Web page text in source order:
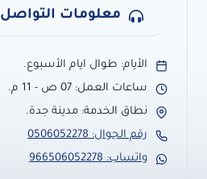
معلومات التواصل
الأيام: طوال ايام الأسبوع.
ساعات العمل: 07 ص - 11 م.
نطاق الخدمة: مدينة جدة.
رقم الجوال: 0506052278
واتساب: 966506052278